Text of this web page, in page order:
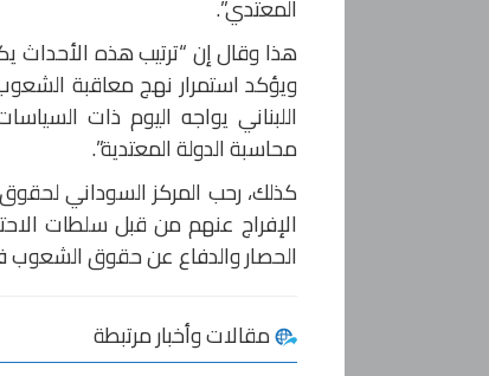
المعتدي”.
هذا وقال إن “ترتيب هذه الأحداث
ويؤكد استمرار نهج معاقبة
اللبناني يواجه اليوم ذات
محاسبة الدولة المعتدية”.
كذلك، رحب المركز السوداني
الإفراج عنهم من قبل سلطات
الحصار والدفاع عن حقوق الشعوب
مقالات وأخبار مرتبطة